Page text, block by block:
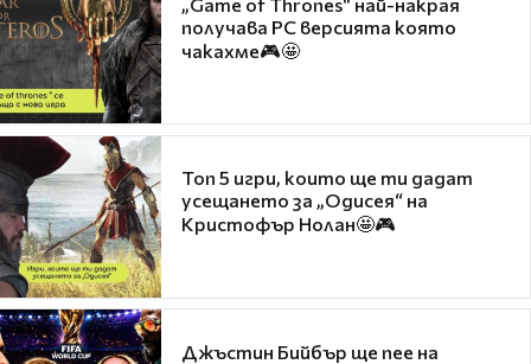
получава PC версията която
чакахме🎮🤩
Топ 5 игри, които ще ти дадат
усещането за „Одисея“ на
Кристофър Нолан🤩🎮
Джъстин Бийбър ще пее на